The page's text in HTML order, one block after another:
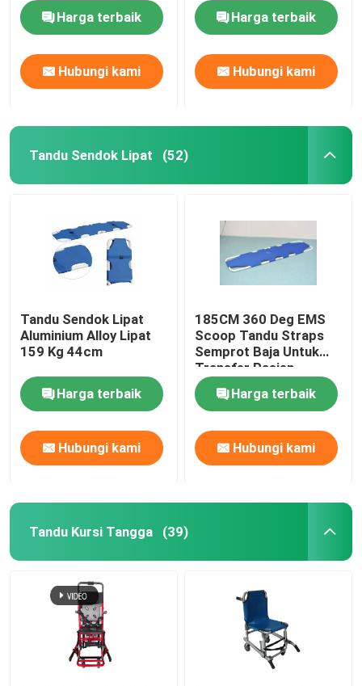
Harga terbaik
Hubungi kami
Harga terbaik
Hubungi kami
Tandu Sendok Lipat (52)
Tandu Sendok Lipat
Aluminium Alloy Lipat
159 Kg 44cm
Harga terbaik
Hubungi kami
185CM 360 Deg EMS
Scoop Tandu Straps
Semprot Baja Untuk
Transfer Pasien
Harga terbaik
Hubungi kami
Tandu Kursi Tangga (39)